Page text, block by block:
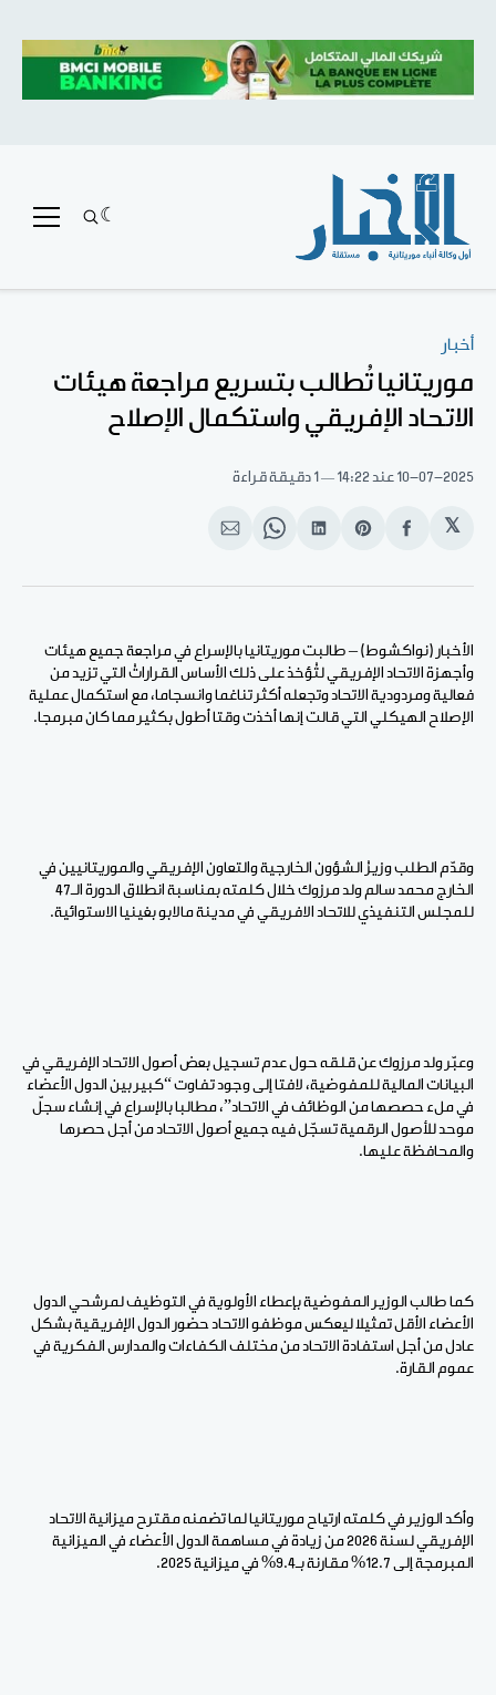
أخبار
موريتانيا تُطالب بتسريع مراجعة هيئات
الاتحاد الإفريقي واستكمال الإصلاح
10-07-2025 عند 14:22 1 دقيقة قراءة
𝕏
انشر
الفيسبوك
Share
Pinterest
انشر
لينكد
Share
WhatsApp
انشر
الإيميل
الأخبار (نواكشوط) – طالبت موريتانيا بالإسراع في مراجعة جميع هيئات
وأجهزة الاتحاد الإفريقي لتُؤخذ على ذلك الأساس القراراتُ التي تزيد من
فعالية ومردودية الاتحاد وتجعله أكثر تناغما وانسجاما، مع استكمال عملية
الإصلاح الهيكلي التي قالت إنها أخذت وقتا أطول بكثير مما كان مبرمجا.
وقدّم الطلب وزيرُ الشؤون الخارجية والتعاون الإفريقي والموريتانيين في
الخارج محمد سالم ولد مرزوك خلال كلمته بمناسبة انطلاق الدورة الـ47
للمجلس التنفيذي للاتحاد الافريقي في مدينة مالابو بغينيا الاستوائية.
وعبّر ولد مرزوك عن قلقه حول عدم تسجيل بعض أصول الاتحاد الإفريقي في
البيانات المالية للمفوضية، لافتا إلى وجود تفاوت “كبير بين الدول الأعضاء
في ملء حصصها من الوظائف في الاتحاد”، مطالبا بالإسراع في إنشاء سجلّ
موحد للأصول الرقمية تسجّل فيه جميع أصول الاتحاد من أجل حصرها
والمحافظة عليها.
كما طالب الوزير المفوضية بإعطاء الأولوية في التوظيف لمرشحي الدول
الأعضاء الأقل تمثيلا ليعكس موظفو الاتحاد حضور الدول الإفريقية بشكل
عادل من أجل استفادة الاتحاد من مختلف الكفاءات والمدارس الفكرية في
عموم القارة.
وأكد الوزير في كلمته ارتياح موريتانيا لما تضمنه مقترح ميزانية الاتحاد
الإفريقي لسنة 2026 من زيادة في مساهمة الدول الأعضاء في الميزانية
المبرمجة إلى 12.7% مقارنة بـ9.4% في ميزانية 2025.